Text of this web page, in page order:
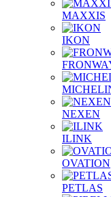
MAXXIS
IKON
NEXEN
ILINK
OVATION
PETLAS